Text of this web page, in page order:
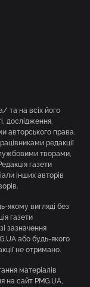
та на всіх його
дослідження,
авторського права.
редакції
творами,
газети
інших авторів
якому вигляді без
газети
зазначення
або будь-якого
не отримано.
матеріалів
на сайт PMG.UA,